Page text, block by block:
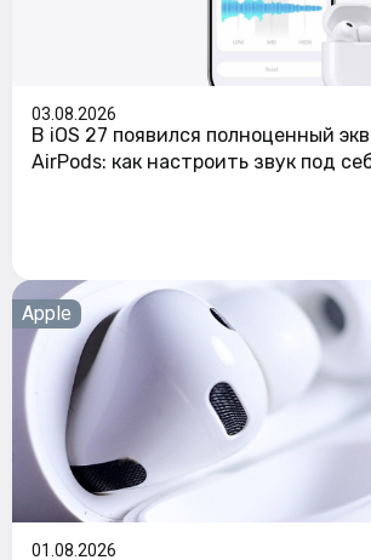
03.08.2026
В iOS 27 появился полноценный
AirPods: как настроить звук под
Apple
01.08.2026